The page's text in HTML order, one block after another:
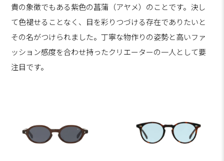
貴の象徴でもある紫色の菖蒲（アヤメ）のことです。決し
て色褪せることなく、目を彩りつづける存在でありたいと
その名がつけられました。丁寧な物作りの姿勢と高いファ
ッション感度を合わせ持ったクリエーターの一人として要
注目です。